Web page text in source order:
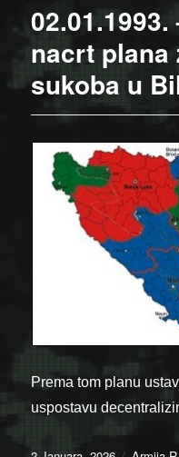
nacrt plana
sukoba u
Prema tom planu
uspostavu